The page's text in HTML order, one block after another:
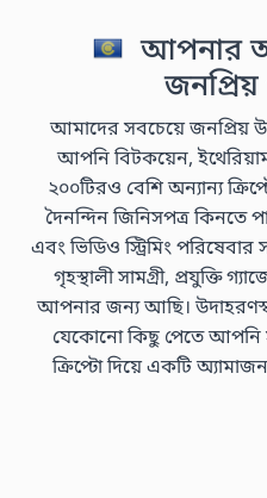
আপনার
আমাদের সবচেয়ে জনপ্রিয়
আপনি বিটকয়েন,
২০০টিরও বেশি অন্যান্য
দৈনন্দিন জিনিসপত্র কিনতে
এবং ভিডিও স্ট্রিমিং
গৃহস্থালী সামগ্রী, প্রযুক্তি
আপনার জন্য আছি।
যেকোনো কিছু পেতে আপনি
ক্রিপ্টো দিয়ে একটি